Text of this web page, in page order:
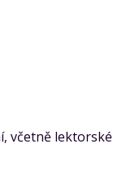
včetně lektorské